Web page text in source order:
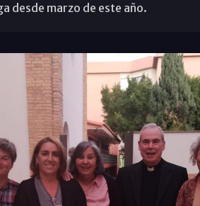
desde marzo de este año.